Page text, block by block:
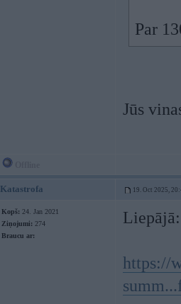
Par
Jūs
Katastrofa 19. Oct 2025,
Kopš: 24. Jan 2021
Ziņojumi: 274
Braucu ar:
Liepājā:
https://